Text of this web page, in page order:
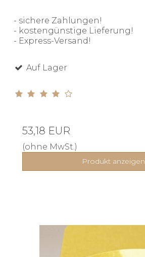
- sichere Zahlungen!
- kostengünstige Lieferung!
- Express-Versand!
Auf Lager
53,18 EUR
(ohne MwSt.)
Produkt anzeigen